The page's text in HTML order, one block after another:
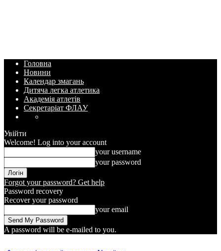
Головна
Новини
Календар змагань
Дитяча легка атлетика
Академія атлетів
Секретаріат ФЛАУ
Увійти
Welcome! Log into your account
your username
your password
Forgot your password? Get help
Password recovery
Recover your password
your email
A password will be e-mailed to you.